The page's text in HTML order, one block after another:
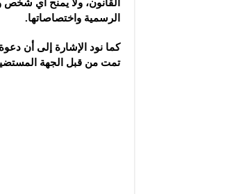
القانون، ولا يمنح أي
الرسمية واختصاصاتها.
كما نود الإشارة إلى أن
تمت من قبل الجهة